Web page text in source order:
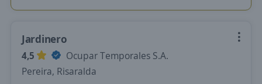
Jardinero
4,5
Ocupar Temporales S.A.
Pereira, Risaralda